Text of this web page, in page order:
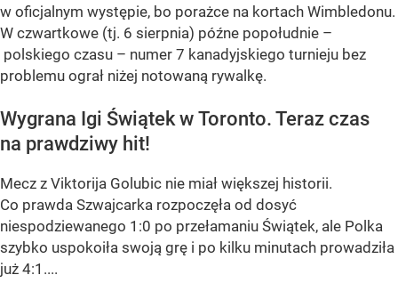
w oficjalnym występie, bo porażce na kortach Wimbledonu.
W czwartkowe (tj. 6 sierpnia) późne popołudnie –
polskiego czasu – numer 7 kanadyjskiego turnieju bez
problemu ograł niżej notowaną rywalkę.
Wygrana Igi Świątek w Toronto. Teraz czas
na prawdziwy hit!
Mecz z Viktorija Golubic nie miał większej historii.
Co prawda Szwajcarka rozpoczęła od dosyć
niespodziewanego 1:0 po przełamaniu Świątek, ale Polka
szybko uspokoiła swoją grę i po kilku minutach prowadziła
już 4:1....